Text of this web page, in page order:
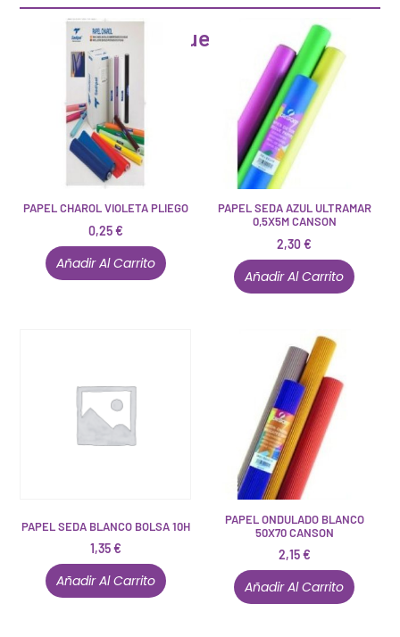
Artículos que pueden interesarte
PAPEL CHAROL VIOLETA PLIEGO
0,25€
Añadir Al Carrito
PAPEL SEDA AZUL ULTRAMAR
0,5X5M CANSON
2,30€
Añadir Al Carrito
PAPEL SEDA BLANCO BOLSA 10H
1,35€
Añadir Al Carrito
PAPEL ONDULADO BLANCO
50X70 CANSON
2,15€
Añadir Al Carrito